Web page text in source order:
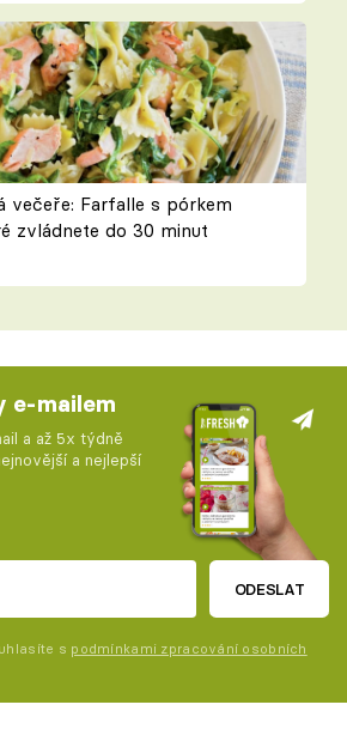
večeře: Farfalle s pórkem
zvládnete do 30 minut
e-mailem
a až 5x týdně
a nejlepší
ODESLAT
s podmínkami zpracování osobních